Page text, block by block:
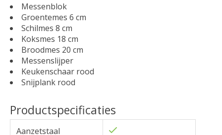
Messenblok
Groentemes 6 cm
Schilmes 8 cm
Koksmes 18 cm
Broodmes 20 cm
Messenslijper
Keukenschaar rood
Snijplank rood
Productspecificaties
Aanzetstaal